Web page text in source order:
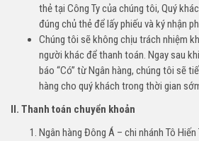
thẻ tại Công Ty của chúng tôi, Quý
đúng chủ thẻ để lấy phiếu và ký nhận
Chúng tôi sẽ không chịu trách nhiệm
người khác để thanh toán. Ngay sau
báo “Có” từ Ngân hàng, chúng tôi sẽ
hàng cho quý khách trong thời gian
II. Thanh toán chuyển khoản
Ngân hàng Đông Á – chi nhánh Tô Hiến